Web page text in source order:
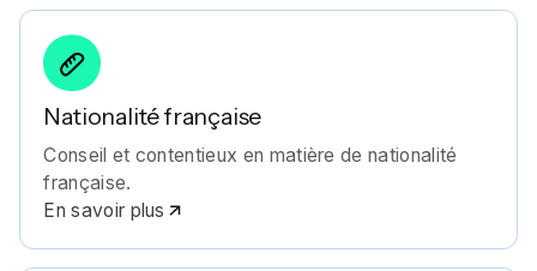
Nationalité française
Conseil et contentieux en matière de nationalité
française.
En savoir plus